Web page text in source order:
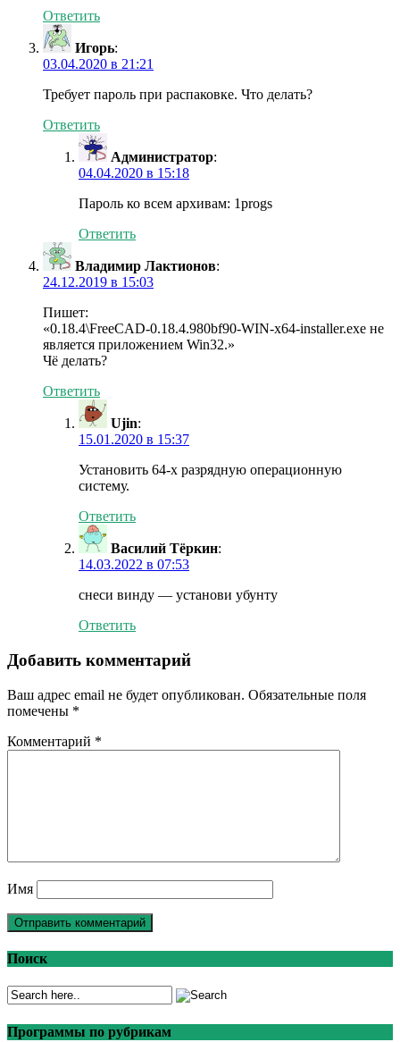
Ответить
Игорь:
03.04.2020 в 21:21
Требует пароль при распаковке. Что делать?
Ответить
Администратор:
04.04.2020 в 15:18
Пароль ко всем архивам: 1progs
Ответить
Владимир Лактионов:
24.12.2019 в 15:03
Пишет:
«0.18.4\FreeCAD-0.18.4.980bf90-WIN-x64-installer.exe не
является приложением Win32.»
Чё делать?
Ответить
Ujin:
15.01.2020 в 15:37
Установить 64-х разрядную операционную
систему.
Ответить
Василий Тёркин:
14.03.2022 в 07:53
снеси винду — установи убунту
Ответить
Добавить комментарий
Ваш адрес email не будет опубликован. Обязательные поля
помечены *
Комментарий *
Имя
Поиск
Программы по рубрикам